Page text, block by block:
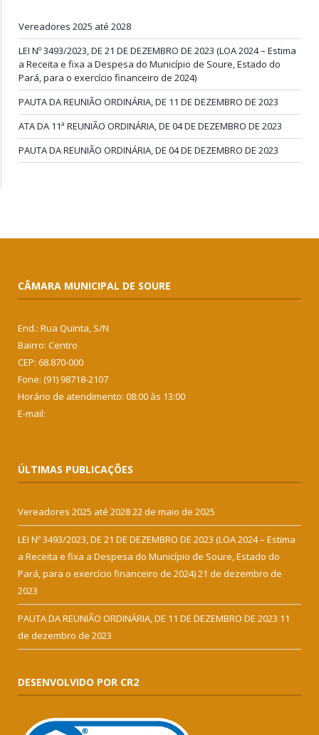
Vereadores 2025 até 2028
LEI Nº 3493/2023, DE 21 DE DEZEMBRO DE 2023 (LOA 2024 – Estima
a Receita e fixa a Despesa do Município de Soure, Estado do
Pará, para o exercício financeiro de 2024)
PAUTA DA REUNIÃO ORDINÁRIA, DE 11 DE DEZEMBRO DE 2023
ATA DA 11ª REUNIÃO ORDINÁRIA, DE 04 DE DEZEMBRO DE 2023
PAUTA DA REUNIÃO ORDINÁRIA, DE 04 DE DEZEMBRO DE 2023
CÂMARA MUNICIPAL DE SOURE
End.: Rua Quinta, S/N
Bairro: Centro
CEP: 68.870-000
Fone: (91) 98718-2107
Horário de atendimento: 08:00 às 13:00
E-mail:
ÚLTIMAS PUBLICAÇÕES
Vereadores 2025 até 202822 de maio de 2025
LEI Nº 3493/2023, DE 21 DE DEZEMBRO DE 2023 (LOA 2024 – Estima
a Receita e fixa a Despesa do Município de Soure, Estado do
Pará, para o exercício financeiro de 2024)21 de dezembro de
2023
PAUTA DA REUNIÃO ORDINÁRIA, DE 11 DE DEZEMBRO DE 2023 11
de dezembro de 2023
DESENVOLVIDO POR CR2